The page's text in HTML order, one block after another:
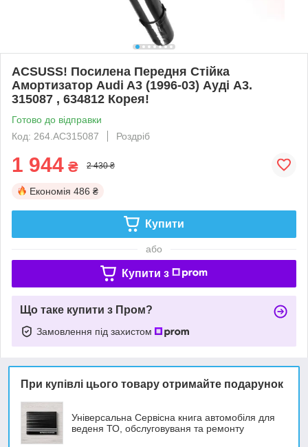
ACSUSS! Посилена Передня Стійка
Амортизатор Audi A3 (1996-03) Ауді А3.
315087 , 634812 Корея!
Готово до відправки
Код: 264.AC315087
Роздріб
1 944 ₴ 2 430 ₴
Економія 486 ₴
Купити
або
Купити з
Що таке купити з Пром?
Замовлення під захистом
При купівлі цього товару отримайте подарунок
Універсальна Сервісна книга автомобіля для
веденя ТО, обслуговуваня та ремонту